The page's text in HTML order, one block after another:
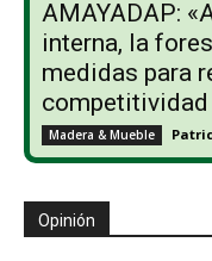
AMAYADAP:
interna, la
medidas para
competitividad
Madera & Mueble
Opinión